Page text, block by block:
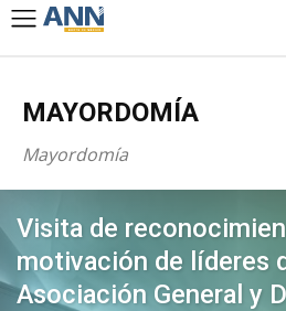
MAYORDOMÍA
Mayordomía
Visita de
motivación de líderes
Asociación General y